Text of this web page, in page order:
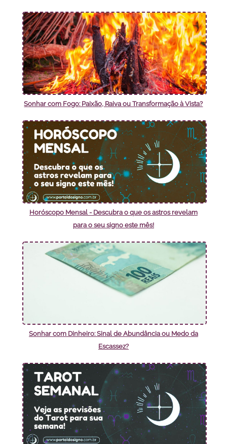
Sonhar com Fogo: Paixão, Raiva ou Transformação à Vista?
Horóscopo Mensal - Descubra o que os astros revelam
para o seu signo este mês!
Sonhar com Dinheiro: Sinal de Abundância ou Medo da
Escassez?